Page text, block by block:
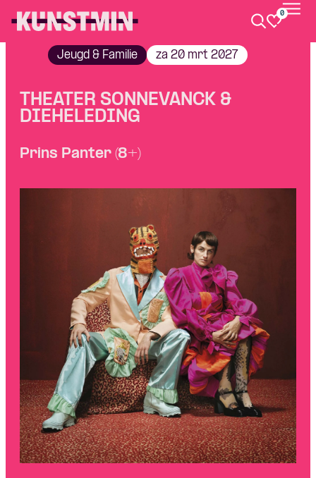
Skip navigatie
0
Jeugd & Familie za 20 mrt 2027
THEATER SONNEVANCK &
DIEHELEDING
Prins Panter (8+)